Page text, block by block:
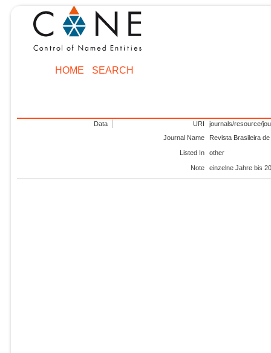
HOME SEARCH
Data URI
journals/resource/
Journal Name
Revista Brasileira
Listed In other
Note einzelne Jahre bis